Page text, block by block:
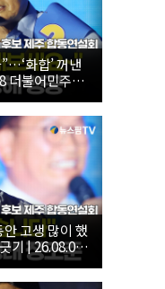
화합’ 꺼낸
더불어민주당
동연설회
후보 제주 합